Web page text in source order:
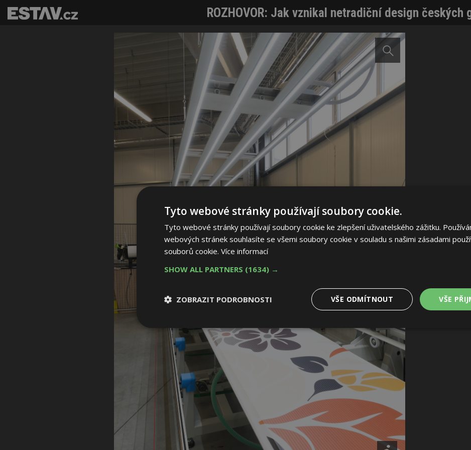
ROZHOVOR: Jak vznikal netradiční design českých
Tyto webové stránky používají soubory cookie.
Tyto webové stránky používají soubory cookie ke zlepšení uživatelského zážitku.
webových stránek souhlasíte se všemi soubory cookie v souladu s našimi zásadami
souborů cookie. Více informací
SHOW ALL PARTNERS (1634) →
VŠE
VŠE ODMÍTNOUT
ZOBRAZIT PODROBNOSTI
Nezbytně nutné
soubory
Výkonové
soubory
Soubory cílení Funkční soubory
Nezbytně nutné soubory Výkonové soubory Funkční soubory
Nezbytně nutné soubory cookie umožňují základní funkce webových stránek, jako je přihlášení uživatele a
Webové stránky nelze bez nezbytně nutných souborů cookie správně používat.